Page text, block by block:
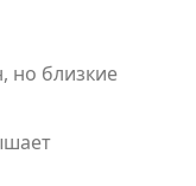
но близкие